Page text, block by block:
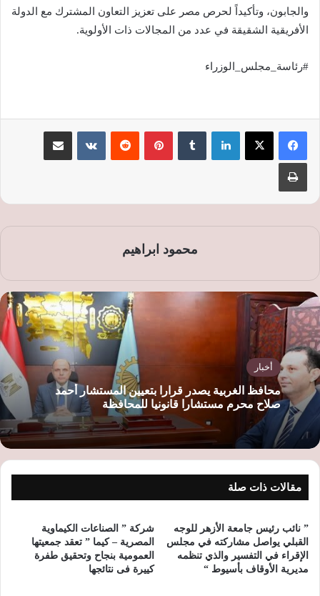
والجابون، وتأكيداً لحرص مصر على تعزيز التعاون المشترك مع الدولة
الأفريقية الشقيقة في عدد من المجالات ذات الأولوية.
#رئاسة_مجلس_الوزراء
لينكدإن بينتيريست
محمود ابراهيم
أخبار
محافظ الغربية يصدر قرارا بتعيين المستشار أحمد
صلاح محرم مستشارا قانونيا للمحافظة
مقالات ذات صلة
” نائب رئيس جامعة الأزهر للوجه
القبلي يواصل مشاركته في مجلس
الإقراء في التفسير والذي تنظمه
مديرية الأوقاف بأسيوط “
شركة ” الصناعات الكيماوية
المصرية – كيما ” تعقد جمعيتها
العمومية بنجاح وتحقيق طفرة
كييرة فى نتائجها